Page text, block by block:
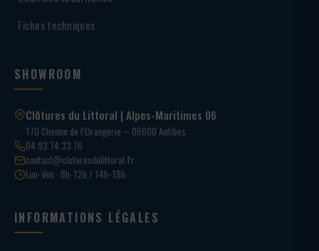
Fiches techniques
SHOWROOM
Clôtures du Littoral | Alpes-Maritimes 06
170 Chemin de l’Orangerie – 06600 Antibes
04 93 74 33 76
contact@cloturesdulittoral.fr
Lun-Ven · 8h-12h / 14h-18h
INFORMATIONS LÉGALES